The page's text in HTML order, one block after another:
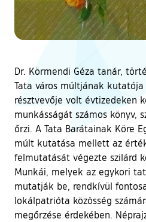
Dr. Körmendi Géza tanár,
Tata város múltjának
résztvevője volt évtizedeken
munkásságát számos könyv,
őrzi. A Tata Barátainak Köre
múlt kutatása mellett az
felmutatását végezte szilárd
Munkái, melyek az egykori
mutatják be, rendkívül
lokálpatrióta közösség
megőrzése érdekében.